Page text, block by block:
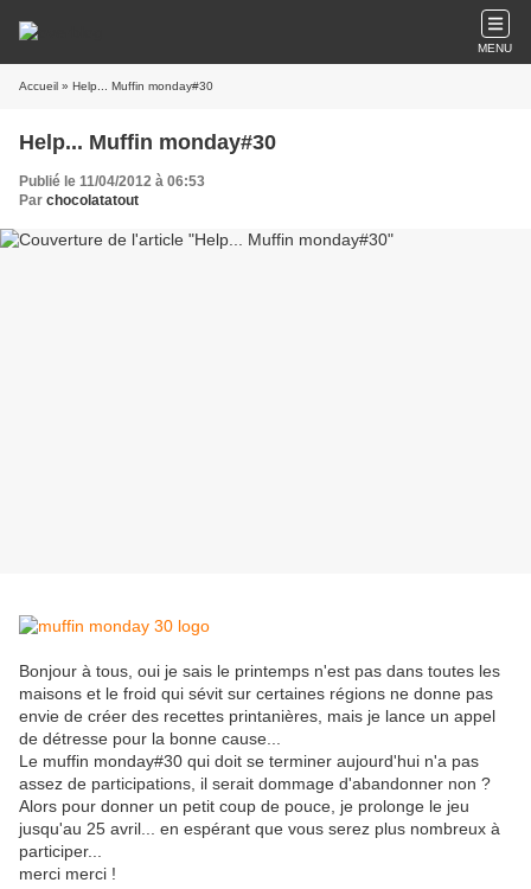
MENU
Accueil » Help... Muffin monday#30
Help... Muffin monday#30
Publié le 11/04/2012 à 06:53
Par chocolatatout
Bonjour à tous, oui je sais le printemps n'est pas dans toutes les
maisons et le froid qui sévit sur certaines régions ne donne pas
envie de créer des recettes printanières, mais je lance un appel
de détresse pour la bonne cause...
Le muffin monday#30 qui doit se terminer aujourd'hui n'a pas
assez de participations, il serait dommage d'abandonner non ?
Alors pour donner un petit coup de pouce, je prolonge le jeu
jusqu'au 25 avril... en espérant que vous serez plus nombreux à
participer...
merci merci !